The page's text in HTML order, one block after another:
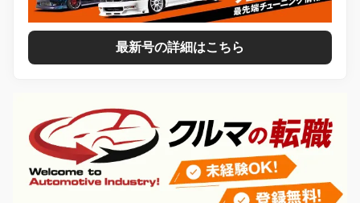
最新号の詳細はこちら